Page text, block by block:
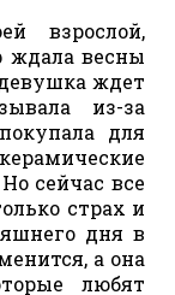
взрослой,
ждала весны
ждет
из-за
для
сейчас все
страх и
дня в
а она
любят